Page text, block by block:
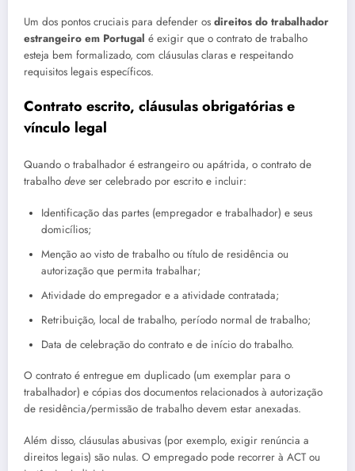
Um dos pontos cruciais para defender os direitos do trabalhador
estrangeiro em Portugal é exigir que o contrato de trabalho
esteja bem formalizado, com cláusulas claras e respeitando
requisitos legais específicos.
Contrato escrito, cláusulas obrigatórias e
vínculo legal
Quando o trabalhador é estrangeiro ou apátrida, o contrato de
trabalho deve ser celebrado por escrito e incluir:
Identificação das partes (empregador e trabalhador) e seus
domicílios;
Menção ao visto de trabalho ou título de residência ou
autorização que permita trabalhar;
Atividade do empregador e a atividade contratada;
Retribuição, local de trabalho, período normal de trabalho;
Data de celebração do contrato e de início do trabalho.
O contrato é entregue em duplicado (um exemplar para o
trabalhador) e cópias dos documentos relacionados à autorização
de residência/permissão de trabalho devem estar anexadas.
Além disso, cláusulas abusivas (por exemplo, exigir renúncia a
direitos legais) são nulas. O empregado pode recorrer à ACT ou